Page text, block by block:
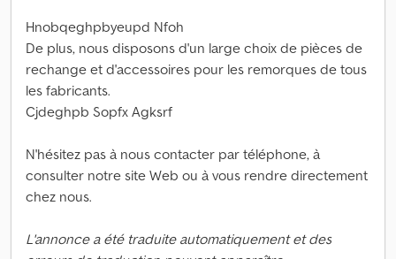
Hnobqeghpbyeupd Nfoh
De plus, nous disposons d'un large choix de pièces de
rechange et d'accessoires pour les remorques de tous
les fabricants.
Cjdeghpb Sopfx Agksrf
N'hésitez pas à nous contacter par téléphone, à
consulter notre site Web ou à vous rendre directement
chez nous.
L'annonce a été traduite automatiquement et des